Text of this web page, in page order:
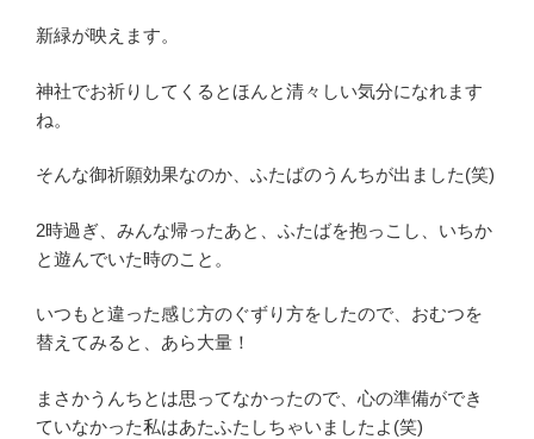
新緑が映えます。
神社でお祈りしてくるとほんと清々しい気分になれます
ね。
そんな御祈願効果なのか、ふたばのうんちが出ました(笑)
2時過ぎ、みんな帰ったあと、ふたばを抱っこし、いちか
と遊んでいた時のこと。
いつもと違った感じ方のぐずり方をしたので、おむつを
替えてみると、あら大量！
まさかうんちとは思ってなかったので、心の準備ができ
ていなかった私はあたふたしちゃいましたよ(笑)